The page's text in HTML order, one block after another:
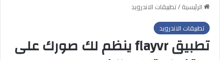
الرئيسية/تطبيقات الاندرويد
تطبيقات الاندرويد
تطبيق flayvr ينظم لك صورك على